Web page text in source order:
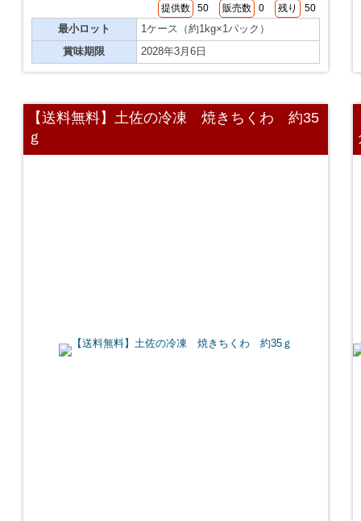
提供数 50 販売数 0 残り 50
最小ロット
1ケース（約1kg×1パック）
賞味期限
2028年3月6日
【送料無料】土佐の冷凍 焼きちくわ 約35
ｇ